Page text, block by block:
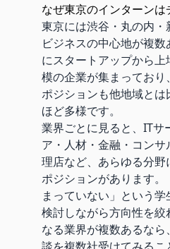
なぜ東京のインターン
東京には渋谷・丸の内・
ビジネスの中心地が複
にスタートアップから
模の企業が集まってお
ポジションも他地域と
ほど多様です。
業界ごとに見ると、ITサ
ア・人材・金融・コン
理店など、あらゆる分
ポジションがあります
まっていない」という
検討しながら方向性を
なる業界が複数あるな